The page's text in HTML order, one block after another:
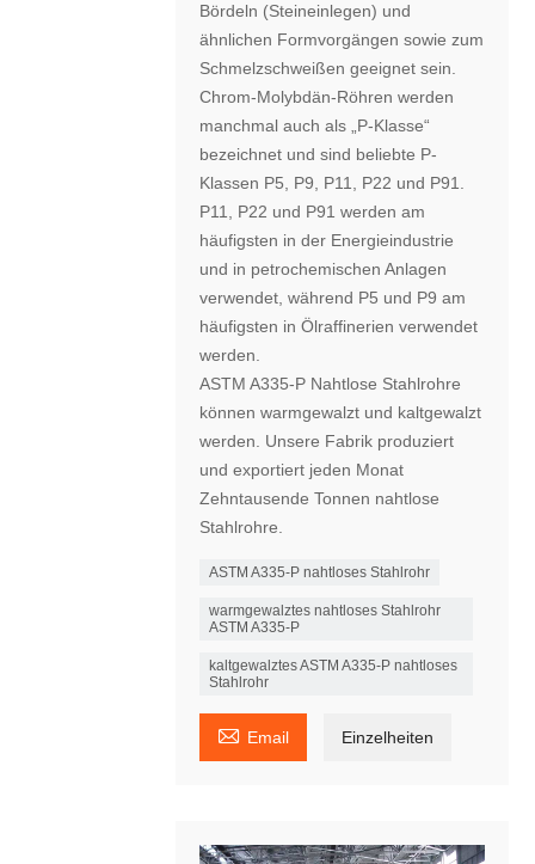
Bördeln (Steineinlegen) und
ähnlichen Formvorgängen sowie zum
Schmelzschweißen geeignet sein.
Chrom-Molybdän-Röhren werden
manchmal auch als „P-Klasse“
bezeichnet und sind beliebte P-
Klassen P5, P9, P11, P22 und P91.
P11, P22 und P91 werden am
häufigsten in der Energieindustrie
und in petrochemischen Anlagen
verwendet, während P5 und P9 am
häufigsten in Ölraffinerien verwendet
werden.
ASTM A335-P Nahtlose Stahlrohre
können warmgewalzt und kaltgewalzt
werden. Unsere Fabrik produziert
und exportiert jeden Monat
Zehntausende Tonnen nahtlose
Stahlrohre.
ASTM A335-P nahtloses Stahlrohr
warmgewalztes nahtloses Stahlrohr
ASTM A335-P
kaltgewalztes ASTM A335-P nahtloses
Stahlrohr
 Email Einzelheiten